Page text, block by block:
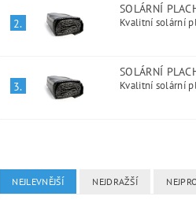
2.
SOLÁRNÍ
Kvalitní solární
3.
SOLÁRNÍ
Kvalitní solární
NEJLEVNĚJŠÍ NEJDRAŽŠÍ